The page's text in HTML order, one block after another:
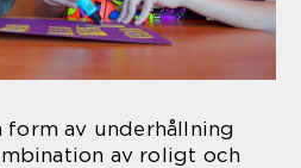
form av underhållning
av roligt och